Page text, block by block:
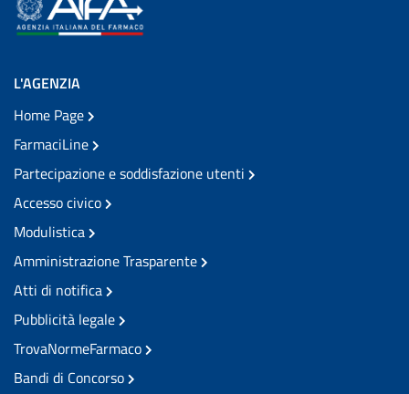
L'AGENZIA
Home Page
FarmaciLine
Partecipazione e soddisfazione utenti
Accesso civico
Modulistica
Amministrazione Trasparente
Atti di notifica
Pubblicità legale
TrovaNormeFarmaco
Bandi di Concorso